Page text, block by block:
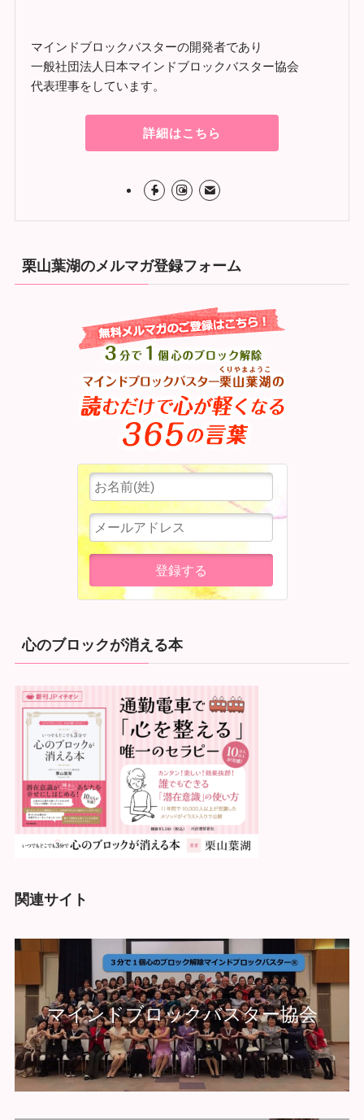
マインドブロックバスターの開発者であり
一般社団法人日本マインドブロックバスター協会
代表理事をしています。
詳細はこちら
栗山葉湖のメルマガ登録フォーム
心のブロックが消える本
関連サイト
マインドブロックバスター協会